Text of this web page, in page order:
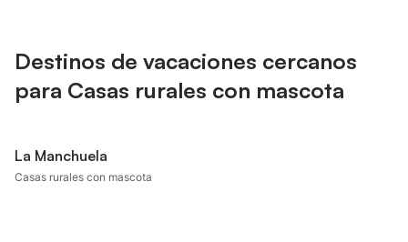
Destinos de vacaciones cercanos
para Casas rurales con mascota
La Manchuela
Casas rurales con mascota